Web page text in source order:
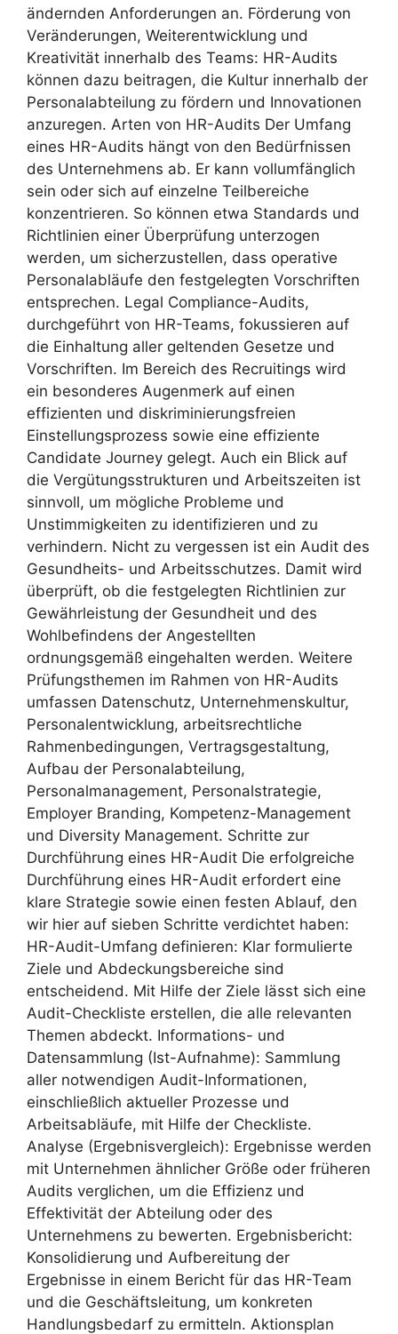
ändernden Anforderungen an. Förderung von
Veränderungen, Weiterentwicklung und
Kreativität innerhalb des Teams: HR-Audits
können dazu beitragen, die Kultur innerhalb der
Personalabteilung zu fördern und Innovationen
anzuregen. Arten von HR-Audits Der Umfang
eines HR-Audits hängt von den Bedürfnissen
des Unternehmens ab. Er kann vollumfänglich
sein oder sich auf einzelne Teilbereiche
konzentrieren. So können etwa Standards und
Richtlinien einer Überprüfung unterzogen
werden, um sicherzustellen, dass operative
Personalabläufe den festgelegten Vorschriften
entsprechen. Legal Compliance-Audits,
durchgeführt von HR-Teams, fokussieren auf
die Einhaltung aller geltenden Gesetze und
Vorschriften. Im Bereich des Recruitings wird
ein besonderes Augenmerk auf einen
effizienten und diskriminierungsfreien
Einstellungsprozess sowie eine effiziente
Candidate Journey gelegt. Auch ein Blick auf
die Vergütungsstrukturen und Arbeitszeiten ist
sinnvoll, um mögliche Probleme und
Unstimmigkeiten zu identifizieren und zu
verhindern. Nicht zu vergessen ist ein Audit des
Gesundheits- und Arbeitsschutzes. Damit wird
überprüft, ob die festgelegten Richtlinien zur
Gewährleistung der Gesundheit und des
Wohlbefindens der Angestellten
ordnungsgemäß eingehalten werden. Weitere
Prüfungsthemen im Rahmen von HR-Audits
umfassen Datenschutz, Unternehmenskultur,
Personalentwicklung, arbeitsrechtliche
Rahmenbedingungen, Vertragsgestaltung,
Aufbau der Personalabteilung,
Personalmanagement, Personalstrategie,
Employer Branding, Kompetenz-Management
und Diversity Management. Schritte zur
Durchführung eines HR-Audit Die erfolgreiche
Durchführung eines HR-Audit erfordert eine
klare Strategie sowie einen festen Ablauf, den
wir hier auf sieben Schritte verdichtet haben:
HR-Audit-Umfang definieren: Klar formulierte
Ziele und Abdeckungsbereiche sind
entscheidend. Mit Hilfe der Ziele lässt sich eine
Audit-Checkliste erstellen, die alle relevanten
Themen abdeckt. Informations- und
Datensammlung (Ist-Aufnahme): Sammlung
aller notwendigen Audit-Informationen,
einschließlich aktueller Prozesse und
Arbeitsabläufe, mit Hilfe der Checkliste.
Analyse (Ergebnisvergleich): Ergebnisse werden
mit Unternehmen ähnlicher Größe oder früheren
Audits verglichen, um die Effizienz und
Effektivität der Abteilung oder des
Unternehmens zu bewerten. Ergebnisbericht:
Konsolidierung und Aufbereitung der
Ergebnisse in einem Bericht für das HR-Team
und die Geschäftsleitung, um konkreten
Handlungsbedarf zu ermitteln. Aktionsplan